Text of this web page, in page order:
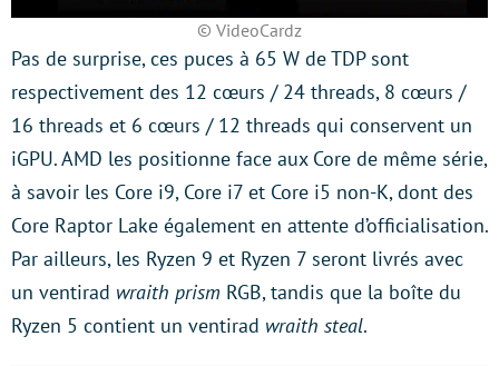
© VideoCardz
Pas de surprise, ces puces à 65 W de TDP sont
respectivement des 12 cœurs / 24 threads, 8 cœurs /
16 threads et 6 cœurs / 12 threads qui conservent un
iGPU. AMD les positionne face aux Core de même série,
à savoir les Core i9, Core i7 et Core i5 non-K, dont des
Core Raptor Lake également en attente d’officialisation.
Par ailleurs, les Ryzen 9 et Ryzen 7 seront livrés avec
un ventirad wraith prism RGB, tandis que la boîte du
Ryzen 5 contient un ventirad wraith steal.